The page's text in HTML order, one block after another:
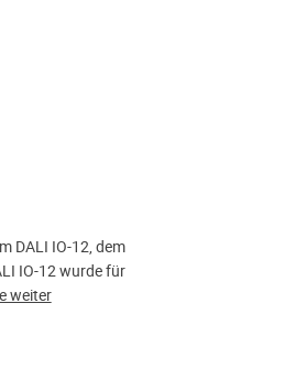
DALI IO-12, dem
IO-12 wurde für
weiter